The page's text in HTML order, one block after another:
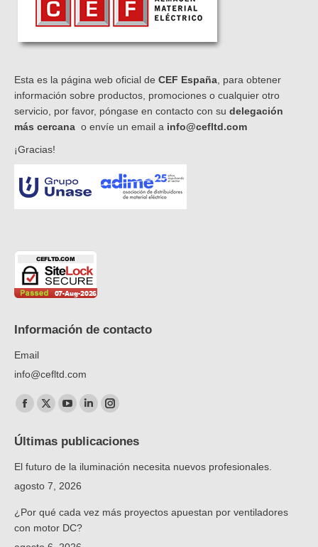
Esta es la página web oficial de CEF España, para obtener
información sobre productos, promociones o cualquier otro
servicio, por favor, póngase en contacto con su delegación
más cercana o envíe un email a info@cefltd.com
¡Gracias!
Información de contacto
Email
info@cefltd.com
Encuéntranos en:
Facebook
opens
in
new
X
opens
in
new
YouTube
opens
in
new
Linkedin
opens
in
Instagram
opens
in
Últimas publicaciones
El futuro de la iluminación necesita nuevos profesionales.
agosto 7, 2026
¿Por qué cada vez más proyectos apuestan por ventiladores
con motor DC?